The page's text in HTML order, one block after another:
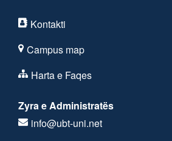
Kontakti
Campus map
Harta e Faqes
Zyra e Administratës
info@ubt-uni.net